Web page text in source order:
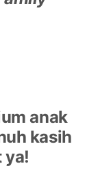
anak
kasih
ya!